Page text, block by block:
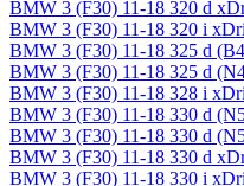
BMW 3 (F30) 11-18 320 d
BMW 3 (F30) 11-18 320 i
BMW 3 (F30) 11-18 325 d
BMW 3 (F30) 11-18 325 d
BMW 3 (F30) 11-18 328 i
BMW 3 (F30) 11-18 330 d
BMW 3 (F30) 11-18 330 d
BMW 3 (F30) 11-18 330 d
BMW 3 (F30) 11-18 330 i